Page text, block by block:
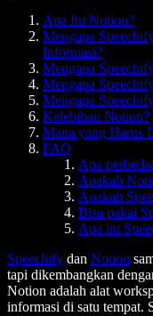
Apa Itu Notion?
Mengapa
Informasi?
Mengapa
Mengapa
Mengapa
Kelebihan Notion?
Mana yang Harus
FAQ
Apa
Apakah
Apakah
Bisa pakai
Apa itu
Speechify dan Notion
tapi dikembangkan
Notion adalah alat
informasi di satu tempat.